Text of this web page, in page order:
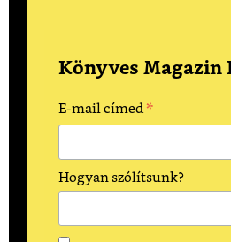
Könyves Magazin
E-mail címed*
Hogyan szólítsunk?